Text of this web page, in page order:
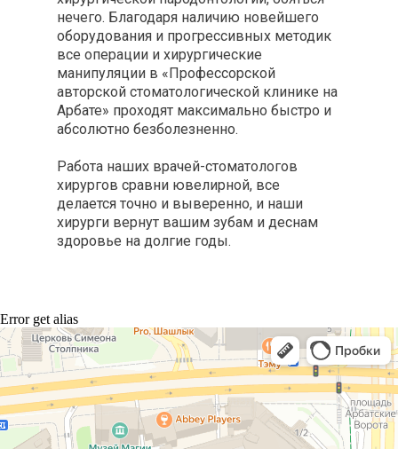
нечего. Благодаря наличию новейшего
оборудования и прогрессивных методик
все операции и хирургические
манипуляции в «Профессорской
авторской стоматологической клинике на
Арбате» проходят максимально быстро и
абсолютно безболезненно.
Работа наших врачей-стоматологов
хирургов сравни ювелирной, все
делается точно и выверенно, и наши
хирурги вернут вашим зубам и деснам
здоровье на долгие годы.
Error get alias
Профессорская авторская стоматология
Стоматологическая клиника в Москве
Детская стоматология в Москве